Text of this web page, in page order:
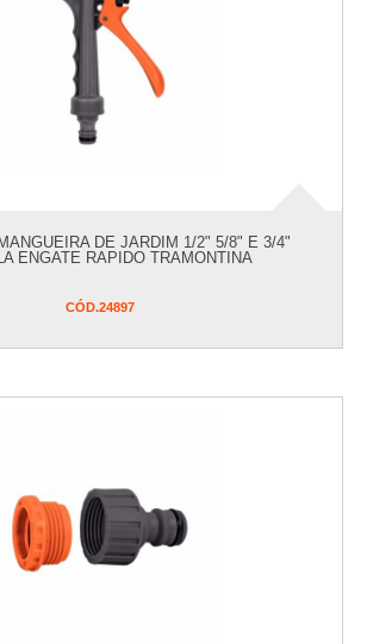
DE JARDIM 1/2" 5/8" E 3/4"
ENGATE RAPIDO TRAMONTINA
CÓD.24897